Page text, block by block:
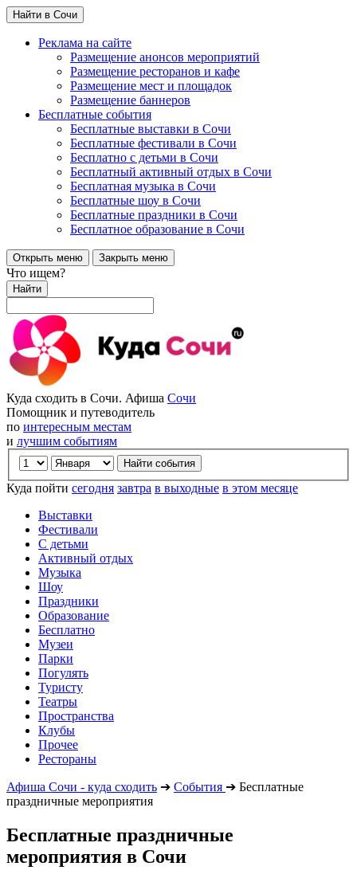
Найти в Сочи
Реклама на сайте
Размещение анонсов мероприятий
Размещение ресторанов и кафе
Размещение мест и площадок
Размещение баннеров
Бесплатные события
Бесплатные выставки в Сочи
Бесплатные фестивали в Сочи
Бесплатно с детьми в Сочи
Бесплатный активный отдых в Сочи
Бесплатная музыка в Сочи
Бесплатные шоу в Сочи
Бесплатные праздники в Сочи
Бесплатное образование в Сочи
Открыть меню Закрыть меню
Что ищем?
Найти
Куда сходить в Сочи. Афиша Сочи
Помощник и путеводитель
по интересным местам
и лучшим событиям
Куда пойти сегодня завтра в выходные в этом месяце
Выставки
Фестивали
С детьми
Активный отдых
Музыка
Шоу
Праздники
Образование
Бесплатно
Музеи
Парки
Погулять
Туристу
Театры
Пространства
Клубы
Прочее
Рестораны
Афиша Сочи - куда сходить ➔ События ➔ Бесплатные
праздничные мероприятия
Бесплатные праздничные
мероприятия в Сочи